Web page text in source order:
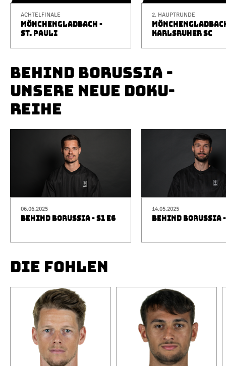
ACHTELFINALE
MÖNCHENGLADBACH -
ST. PAULI
2. HAUPTRUNDE
KARLSRUHER SC
BEHIND BORUSSIA -
UNSERE NEUE DOKU-
REIHE
06.06.2025
BEHIND BORUSSIA - S1 E6
14.05.2025
BEHIND BORUSSIA
DIE FOHLEN